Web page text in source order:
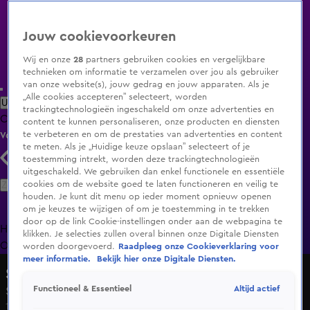
Uitzending Gemist Populaire programma's Zenders Genres
ClipsFilmsRadioSmart TV inlogShop
Volg KIJK
Zoeken
HomeUitzending Gemist Programma's De Bondgenoten
OranjezomerLivestreamsShop
Steenrijk, Straatarm
Seizoen 5, aflevering 11
16 dec 2020, 20:30
Jouw cookievoorkeuren
Wij en onze28 partners gebruiken cookies en vergelijkbare
technieken om informatie te verzamelen over jou als gebruiker
van onze website(s), jouw gedrag en jouw apparaten. Als je
„Alle cookies accepteren” selecteert, worden
trackingtechnologieën ingeschakeld om onze advertenties en
content te kunnen personaliseren, onze producten en diensten
te verbeteren en om de prestaties van advertenties en content
te meten. Als je „Huidige keuze opslaan” selecteert of je
toestemming intrekt, worden deze trackingtechnologieën
uitgeschakeld. We gebruiken dan enkel functionele en essentiële
cookies om de website goed te laten functioneren en veilig te
houden. Je kunt dit menu op ieder moment opnieuw openen
om je keuzes te wijzigen of om je toestemming in te trekken
door op de link Cookie-instellingen onder aan de webpagina te
klikken. Je selecties zullen overal binnen onze Digitale Diensten
worden doorgevoerd.
Raadpleeg onze Cookieverklaring voor
meer informatie.
Bekijk hier onze Digitale Diensten.
Functioneel & Essentieel Altijd actief